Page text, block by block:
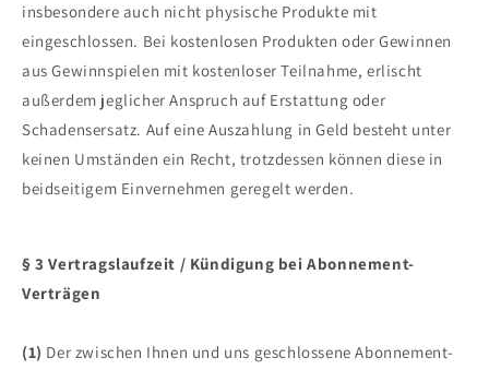
insbesondere auch nicht physische Produkte mit
eingeschlossen. Bei kostenlosen Produkten oder Gewinnen
aus Gewinnspielen mit kostenloser Teilnahme, erlischt
außerdem jeglicher Anspruch auf Erstattung oder
Schadensersatz. Auf eine Auszahlung in Geld besteht unter
keinen Umständen ein Recht, trotzdessen können diese in
beidseitigem Einvernehmen geregelt werden.
§ 3 Vertragslaufzeit / Kündigung bei Abonnement-
Verträgen
(1) Der zwischen Ihnen und uns geschlossene Abonnement-